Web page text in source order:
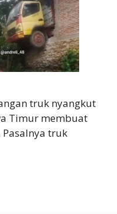
truk nyangkut
Timur membuat
truk